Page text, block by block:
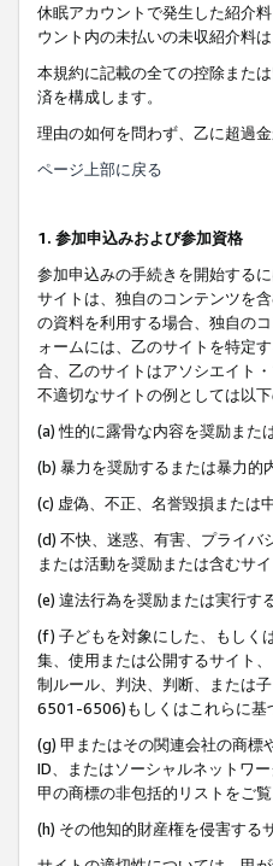
休眠アカウントで発生した紹介
ウント内の未払いの未収紹介料
本規約に記載の全ての控除また
済を構成します。
理由の如何を問わず、乙に超過
ページ上部に戻る
1. 参加申込みおよび参加資格
参加申込みの手続きを開始する
サイトは、独自のコンテンツを
の資料を利用する場合、独自の
ォームには、乙のサイトを特定
合、乙のサイトはアソシエイト
不適切なサイトの例としては以
(a) 性的に露骨な内容を奨励また
(b) 暴力を奨励するまたは暴力的
(c) 虚偽、不正、名誉毀損または
(d) 不快、迷惑、有害、プライバ
または活動を奨励または含むサイ
(e) 違法行為を奨励または実行す
(f) 子どもを対象にした、もしく
集、使用または公開するサイト
制ルール、判決、判断、または
6501-6506)もしくはこれらに基
(g) 甲またはその関連会社の商標
ID、またはソーシャルネットワ
甲の商標の非包括的リストをご覧
(h) その他知的財産権を侵害する